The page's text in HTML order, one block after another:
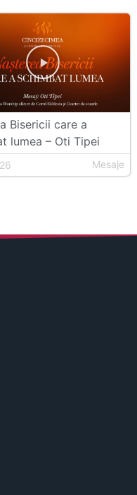
Bisericii care a
lumea – Oti Tipei
Mesaje